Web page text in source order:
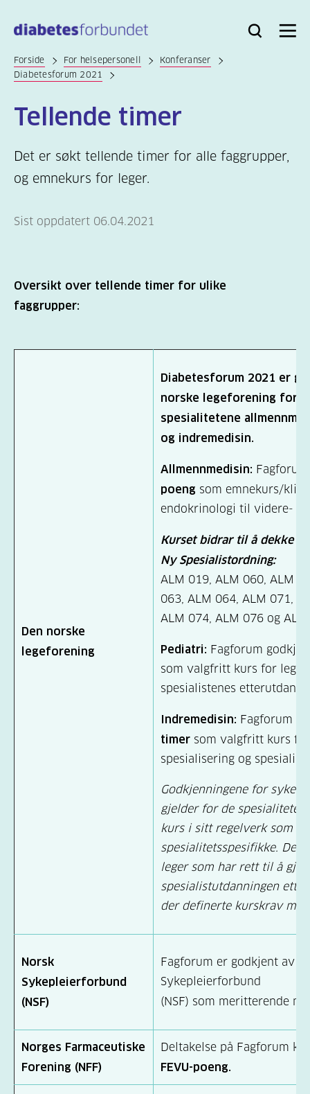
hovedinnhold
Bli
Logg
Søk Meny
Forside For helsepersonell
Konferanser
Diabetesforum 2021
Tellende timer
Det er søkt tellende timer for alle faggrupper,
og emnekurs for leger.
Sist oppdatert 06.04.2021
Oversikt over tellende timer for ulike
faggrupper:
Den norske
legeforening
Diabetesforum 2021 er
norske legeforening for
spesialitetene
og indremedisin.
Allmennmedisin:
poeng som emnekurs/
endokrinologi til videre-
Kurset bidrar til å dekke
Ny Spesialistordning:
ALM 019, ALM 060, ALM
063, ALM 064, ALM 071,
ALM 074, ALM 076 og
Pediatri: Fagforum
som valgfritt kurs for leger
spesialistenes
Indremedisin: Fagforum
timer som valgfritt kurs
spesialisering og
Godkjenningene for
gjelder for de spesialiteter
kurs i sitt regelverk som
spesialitetsspesifikke.
leger som har rett til å
spesialistutdanningen
der definerte kurskrav må
Norsk
Sykepleierforbund
(NSF)
Fagforum er godkjent av
Sykepleierforbund
(NSF) som meritterende
Norges Farmaceutiske
Forening (NFF)
Deltakelse på Fagforum
FEVU-poeng.